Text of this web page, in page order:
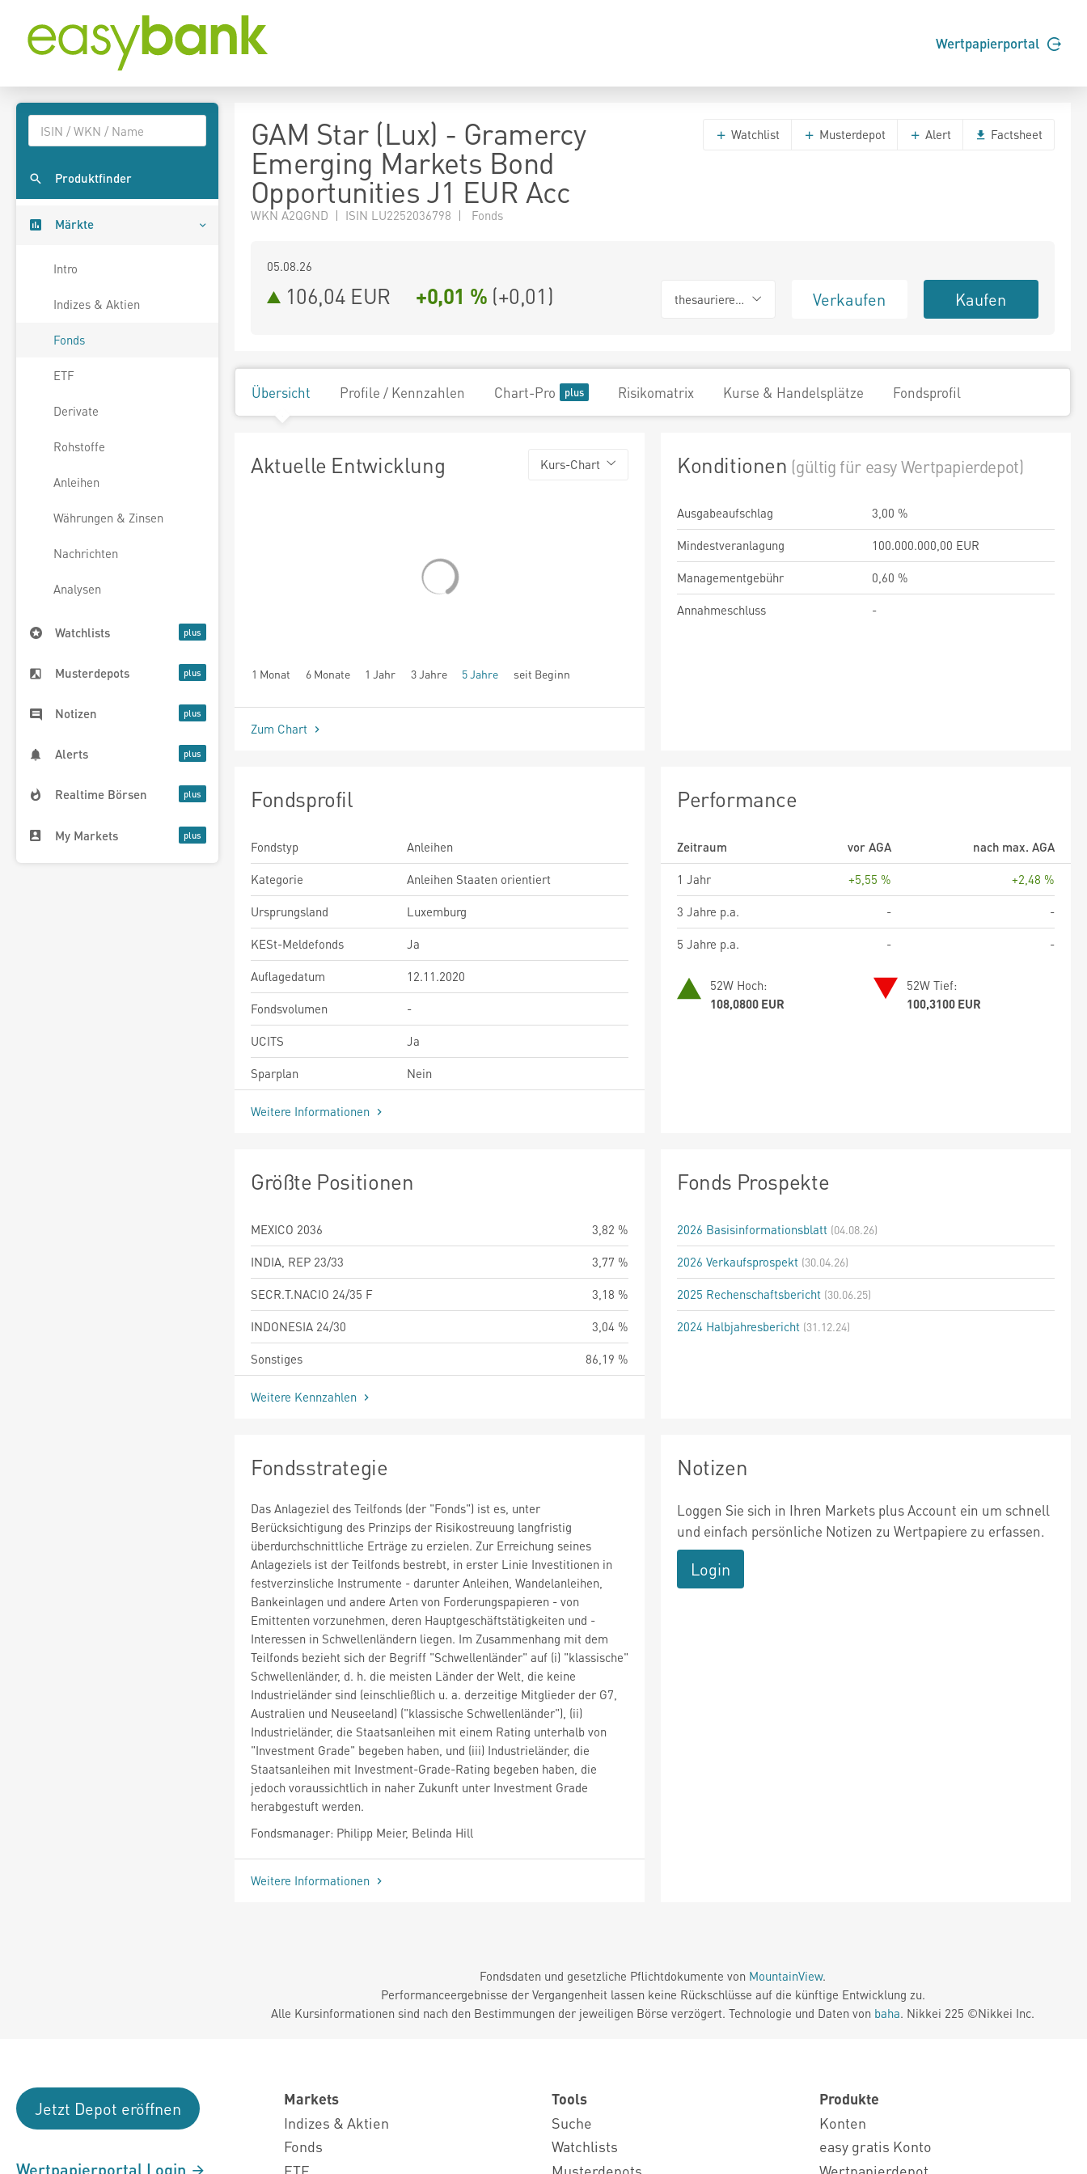
Wertpapierportal
Produktfinder
Märkte
Intro
Indizes & Aktien
Fonds
ETF
Derivate
Rohstoffe
Anleihen
Währungen & Zinsen
Nachrichten
Analysen
Watchlists
Musterdepots
Notizen
Alerts
Realtime Börsen
My Markets
GAM Star (Lux) - Gramercy
Emerging Markets Bond
Opportunities J1 EUR Acc
WKN A2QGND | ISIN LU2252036798 | Fonds
Watchlist Musterdepot Alert Factsheet
05.08.26
106,04 EUR +0,01 % (+0,01) thesaurierend Verkaufen Kaufen
Übersicht Profile / Kennzahlen Chart-Pro Risikomatrix Kurse & Handelsplätze Fondsprofil
Aktuelle Entwicklung Kurs-Chart
1 Monat 6 Monate 1 Jahr 3 Jahre 5 Jahre seit Beginn
Zum Chart
Konditionen (gültig für easy Wertpapierdepot)
Ausgabeaufschlag
3,00 %
Mindestveranlagung
100.000.000,00 EUR
Managementgebühr
0,60 %
Annahmeschluss
-
Fondsprofil
Fondstyp
Anleihen
Kategorie
Anleihen Staaten orientiert
Ursprungsland
Luxemburg
KESt-Meldefonds
Ja
Auflagedatum
12.11.2020
Fondsvolumen
-
UCITS
Ja
Sparplan
Nein
Weitere Informationen
Performance
Zeitraum vor AGA
nach max. AGA
1 Jahr
+5,55 %
+2,48 %
3 Jahre p.a.
-
-
5 Jahre p.a.
- -
52W Hoch:
108,0800 EUR
52W Tief:
100,3100 EUR
Größte Positionen
MEXICO 2036
3,82 %
INDIA, REP 23/33
3,77 %
SECR.T.NACIO 24/35 F
3,18 %
INDONESIA 24/30
3,04 %
Sonstiges
86,19 %
Weitere Kennzahlen
Fonds Prospekte
2026 Basisinformationsblatt (04.08.26)
2026 Verkaufsprospekt (30.04.26)
2025 Rechenschaftsbericht (30.06.25)
2024 Halbjahresbericht (31.12.24)
Fondsstrategie
Das Anlageziel des Teilfonds (der "Fonds") ist es, unter
Berücksichtigung des Prinzips der Risikostreuung langfristig
überdurchschnittliche Erträge zu erzielen. Zur Erreichung seines
Anlageziels ist der Teilfonds bestrebt, in erster Linie Investitionen in
festverzinsliche Instrumente - darunter Anleihen, Wandelanleihen,
Bankeinlagen und andere Arten von Forderungspapieren - von
Emittenten vorzunehmen, deren Hauptgeschäftstätigkeiten und -
Interessen in Schwellenländern liegen. Im Zusammenhang mit dem
Teilfonds bezieht sich der Begriff "Schwellenländer" auf (i) "klassische"
Schwellenländer, d. h. die meisten Länder der Welt, die keine
Industrieländer sind (einschließlich u. a. derzeitige Mitglieder der G7,
Australien und Neuseeland) ("klassische Schwellenländer"), (ii)
Industrieländer, die Staatsanleihen mit einem Rating unterhalb von
"Investment Grade" begeben haben, und (iii) Industrieländer, die
Staatsanleihen mit Investment-Grade-Rating begeben haben, die
jedoch voraussichtlich in naher Zukunft unter Investment Grade
herabgestuft werden.
Fondsmanager: Philipp Meier, Belinda Hill
Weitere Informationen
Notizen
Loggen Sie sich in Ihren Markets plus Account ein um schnell
und einfach persönliche Notizen zu Wertpapiere zu erfassen.
Login
Fondsdaten und gesetzliche Pflichtdokumente von MountainView.
Performanceergebnisse der Vergangenheit lassen keine Rückschlüsse auf die künftige Entwicklung zu.
Alle Kursinformationen sind nach den Bestimmungen der jeweiligen Börse verzögert. Technologie und Daten von baha. Nikkei 225 ©Nikkei Inc.
Jetzt Depot eröffnen
Wertpapierportal Login
Markets
Indizes & Aktien
Fonds
Tools
Suche
Watchlists
Produkte
Konten
easy gratis Konto